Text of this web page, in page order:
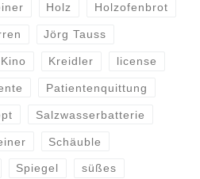
Holz Holzofenbrot
Jörg Tauss
Kino Kreidler license
Patientenquittung
Salzwasserbatterie
Schäuble
Spiegel süßes